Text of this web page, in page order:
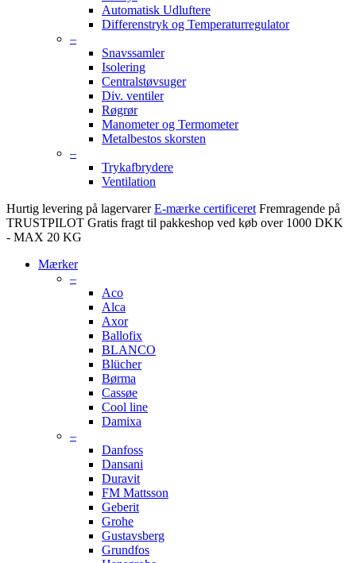
Automatisk Udluftere
Differenstryk og Temperaturregulator
–
Snavssamler
Isolering
Centralstøvsuger
Div. ventiler
Røgrør
Manometer og Termometer
Metalbestos skorsten
–
Trykafbrydere
Ventilation
Hurtig levering på lagervarer E-mærke certificeret Fremragende på
TRUSTPILOT Gratis fragt til pakkeshop ved køb over 1000 DKK
- MAX 20 KG
Mærker
–
Aco
Alca
Axor
Ballofix
BLANCO
Blücher
Børma
Cassøe
Cool line
Damixa
–
Danfoss
Dansani
Duravit
FM Mattsson
Geberit
Grohe
Gustavsberg
Grundfos